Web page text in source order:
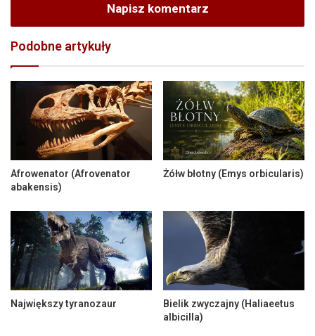
Napisz komentarz
Podobne artykuły
Afrowenator (Afrovenator
abakensis)
Żółw błotny (Emys orbicularis)
Największy tyranozaur
Bielik zwyczajny (Haliaeetus
albicilla)